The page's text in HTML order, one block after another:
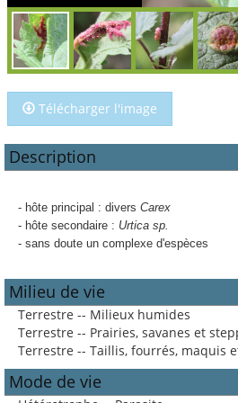
Télécharger l'image
Description
- hôte principal : divers Carex
- hôte secondaire : Urtica sp.
- sans doute un complexe d'espèces
Milieu de vie
Terrestre -- Milieux humides
Terrestre -- Prairies, savanes et
Terrestre -- Taillis, fourrés, maquis
Mode de vie